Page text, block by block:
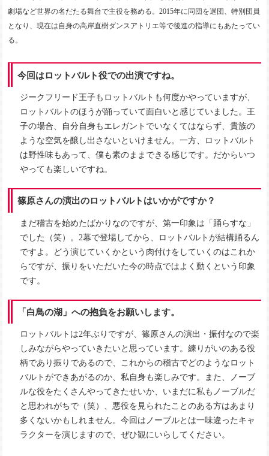
劇場など世界の名だたる舞台で主役を務める。2015年に同団を退団、特別団員
となり、現在は自身の高岸直樹ダンスアトリエ等で後進の指導にもあたってい
る。
今回はロットバルト役での出演ですね。
ジークフリード王子もロットバルトも何度かやっていますが、
ロットバルトのほうが踊っていて面白いと感じていました。王
子の場合、自分自身もエレガントでいなくてはならず、貴族の
ような空気を醸し出さないといけません。一方、ロットバルト
は野性味もあって、僕も素のままできる感じです。だからいつ
やっても楽しいですね。
篠原さんの演出のロットバルトはいかがですか？
まだ稽古を始めたばかりなのですが、第一印象は「踊らすな」
でした（笑）。2幕で登場してから、ロットバルトが結構踊るん
ですよ。どう演じていくかという肉付けをしていくのはこれか
らですが、振りをいただいた今の時点ではよく動くという印象
です。
「白鳥の湖」への抱負をお願いします。
ロットバルトは2年ぶりですが、篠原さんの演出・振付なので楽
しみながらやっていきたいと思っています。練りがいのある役
柄であり振りであるので、これからの稽古でどのようなロット
バルトができあがるのか、私自身も楽しみです。また、ノーブ
ルな役をたくさんやってきたせいか、いまだに私もノーブルだ
と思われがちで（笑）、悪役を見られたことのある方はあまり
多くないかもしれません。今回はノーブルとは一味違ったキャ
ラクターを演じますので、ぜひ観にいらしてください。